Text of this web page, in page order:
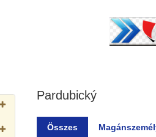
Pardubický
Összes